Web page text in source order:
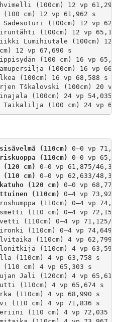
(100cm) 12 vp 61,296
cm) 12 vp 61,962 s
(100cm) 12 vp
(100cm) 12 vp
Lumihiutale (100cm) 12
12 vp 67,690 s
(100 cm) 16 vp
(100cm) 16 vp
(100cm) 16 vp 68,588 s
Tškalovski (100cm) 20 vp
(100cm) 24 vp 54,035
(110cm)
(110cm)
cm)
cm)
(120 cm)
(110cm) 0–4 vp
(110cm) 0–4 vp
(110 cm) 0–4 vp
(110cm) 0–4 vp 71,125/
(110cm) 0–4 vp 74,649/
(110cm) 4 vp 62,799
(110cm) 4 vp 63,591
(110cm) 4 vp 63,758 s
cm) 4 vp 65,303 s
Jali (120cm) 4 vp 65,614
(110cm) 4 vp 65,674 s
(110cm) 4 vp 68,990 s
(110 cm) 4 vp 71,836 s
(110 cm) 4 vp 72,035 s